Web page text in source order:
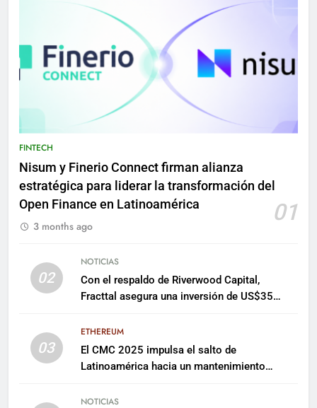
FINTECH
Nisum y Finerio Connect firman alianza
estratégica para liderar la transformación del
Open Finance en Latinoamérica
01
3 months ago
02
NOTICIAS
Con el respaldo de Riverwood Capital,
Fracttal asegura una inversión de US$35
03
ETHEREUM
El CMC 2025 impulsa el salto de
Latinoamérica hacia un mantenimiento
NOTICIAS